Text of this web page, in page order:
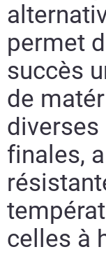
En savoir plus
En savoir plus
permet
succès
de
finales,
celles à